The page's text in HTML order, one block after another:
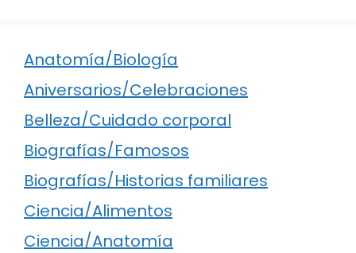
Anatomía/Biología
Aniversarios/Celebraciones
Belleza/Cuidado corporal
Biografías/Famosos
Biografías/Historias familiares
Ciencia/Alimentos
Ciencia/Anatomía